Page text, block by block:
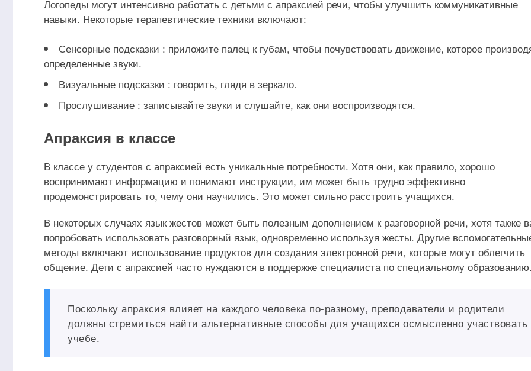
Логопеды могут интенсивно работать с детьми с апраксией речи, чтобы улучшить коммуникативные
навыки. Некоторые терапевтические техники включают:
Сенсорные подсказки : приложите палец к губам, чтобы почувствовать движение, которое
определенные звуки.
Визуальные подсказки : говорить, глядя в зеркало.
Прослушивание : записывайте звуки и слушайте, как они воспроизводятся.
Апраксия в классе
В классе у студентов с апраксией есть уникальные потребности. Хотя они, как правило, хорошо
воспринимают информацию и понимают инструкции, им может быть трудно эффективно
продемонстрировать то, чему они научились. Это может сильно расстроить учащихся.
В некоторых случаях язык жестов может быть полезным дополнением к разговорной речи, хотя также
попробовать использовать разговорный язык, одновременно используя жесты. Другие
методы включают использование продуктов для создания электронной речи, которые могут облегчить
общение. Дети с апраксией часто нуждаются в поддержке специалиста по специальному
Поскольку апраксия влияет на каждого человека по-разному, преподаватели и родители
должны стремиться найти альтернативные способы для учащихся осмысленно участвовать
учебе.